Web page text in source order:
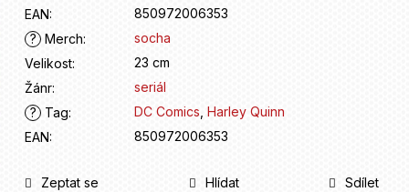
EAN:
850972006353
? Merch:
socha
Velikost:
23 cm
Žánr:
seriál
?
Tag: DC Comics, Harley Quinn
EAN: 850972006353
Zeptat se Hlídat Sdílet